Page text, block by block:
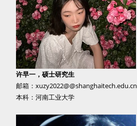
许早一，硕士研究生
邮箱：xuzy2022@@shanghaitech.edu.cn
本科：河南工业大学